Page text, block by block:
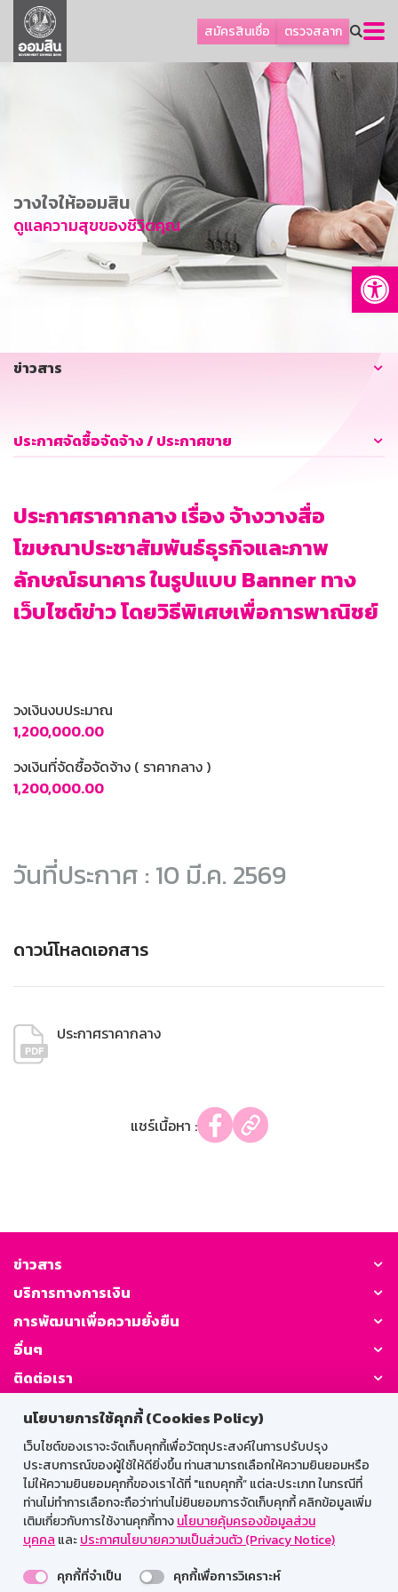
นโยบายการใช้คุกกี้ (Cookies Policy)
เว็บไซต์ของเราจะจัดเก็บคุกกี้เพื่อวัตถุประสงค์ในการปรับปรุง
ประสบการณ์ของผู้ใช้ให้ดียิ่งขึ้น ท่านสามารถเลือกให้ความยินยอมหรือ
ไม่ให้ความยินยอมคุกกี้ของเราได้ที่ "แถบคุกกี้” แต่ละประเภท ในกรณีที่
ท่านไม่ทำการเลือกจะถือว่าท่านไม่ยินยอมการจัดเก็บคุกกี้ คลิกข้อมูลเพิ่ม
เติมเกี่ยวกับการใช้งานคุกกี้ทางนโยบายคุ้มครองข้อมูลส่วน
บุคคล และประกาศนโยบายความเป็นส่วนตัว (Privacy Notice)
คุกกี้ที่จำเป็น
คุกกี้เพื่อการวิเคราะห์
สมัครสินเชื่อ ตรวจสลาก
ลูกค้าธุรกิจ
ลูกค้าผู้ประกอบรายย่อย
การพัฒนาที่ยั่งยืน
ข่าวสาร
บริการทางการเงิน
อื่นๆ
วางใจให้ออมสิน
ดูแลความสุขของชีวิตคุณ
ข่าวสาร
ประกาศจัดซื้อจัดจ้าง / ประกาศขาย
ประกาศราคากลาง เรื่อง จ้างวางสื่อ
โฆษณาประชาสัมพันธ์ธุรกิจและภาพ
ลักษณ์ธนาคาร ในรูปแบบ Banner ทาง
เว็บไซต์ข่าว โดยวิธีพิเศษเพื่อการพาณิชย์
วงเงินงบประมาณ
1,200,000.00
วงเงินที่จัดซื้อจัดจ้าง ( ราคากลาง )
1,200,000.00
วันที่ประกาศ : 10 มี.ค. 2569
ดาวน์โหลดเอกสาร
ประกาศราคากลาง
แชร์เนื้อหา :
ข่าวสาร
บริการทางการเงิน
การพัฒนาเพื่อความยั่งยืน
อื่นๆ
ติดต่อเรา
GSB Society:
สำหรับพนักงาน
Web HR
GSB Wisdom
M-Search
เข้าสู่ระบบเน็ตเมล